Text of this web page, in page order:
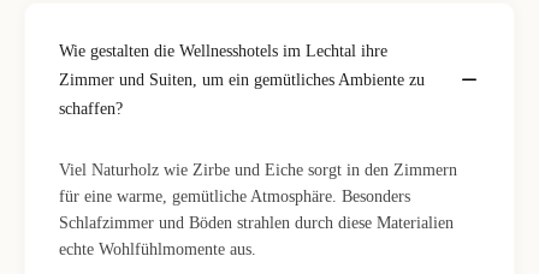
Wie gestalten die Wellnesshotels im Lechtal ihre
Zimmer und Suiten, um ein gemütliches Ambiente zu
schaffen?
Viel Naturholz wie Zirbe und Eiche sorgt in den Zimmern
für eine warme, gemütliche Atmosphäre. Besonders
Schlafzimmer und Böden strahlen durch diese Materialien
echte Wohlfühlmomente aus.